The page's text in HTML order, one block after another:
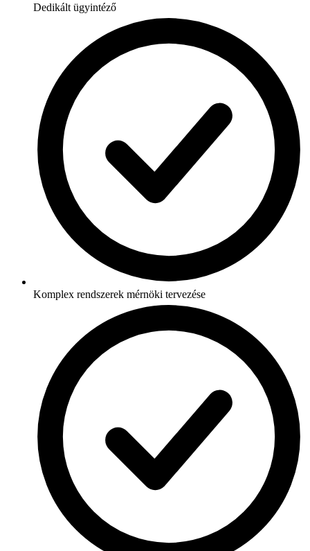
Dedikált ügyintéző
Komplex rendszerek mérnöki tervezése